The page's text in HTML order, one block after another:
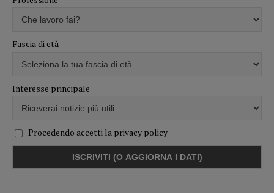
Fascia di età
Interesse principale
Procedendo accetti la privacy policy